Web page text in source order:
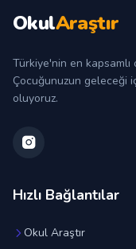
OkulAraştır
Türkiye'nin en
Çocuğunuzun geleceği
oluyoruz.
Hızlı Bağlantılar
Okul Araştır